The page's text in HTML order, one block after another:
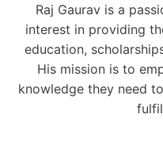
Raj Gaurav is a
interest in providing
education,
His mission is to
knowledge they need